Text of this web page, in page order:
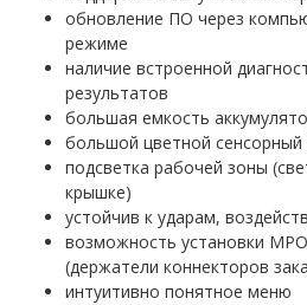
обновление ПО через
режиме
наличие встроенной
результатов
большая емкость
большой цветной сенсорный
подсветка рабочей зоны
крышке)
устойчив к ударам,
возможность установки
(держатели коннекторов
интуитивно понятное меню